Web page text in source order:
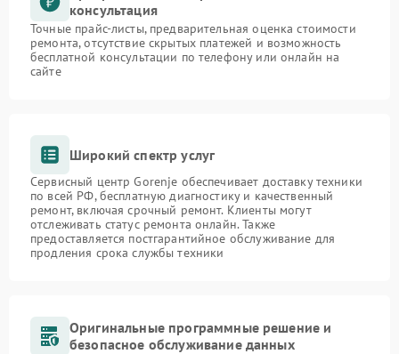
консультация
Точные прайс-листы, предварительная оценка стоимости
ремонта, отсутствие скрытых платежей и возможность
бесплатной консультации по телефону или онлайн на
сайте
Широкий спектр услуг
Сервисный центр Gorenje обеспечивает доставку техники
по всей РФ, бесплатную диагностику и качественный
ремонт, включая срочный ремонт. Клиенты могут
отслеживать статус ремонта онлайн. Также
предоставляется постгарантийное обслуживание для
продления срока службы техники
Оригинальные программные решение и
безопасное обслуживание данных